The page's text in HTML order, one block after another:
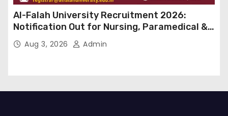
Al-Falah University Recruitment 2026:
Notification Out for Nursing, Paramedical &
Supporting Staff Posts, Apply Through Email
Aug 3, 2026 Admin